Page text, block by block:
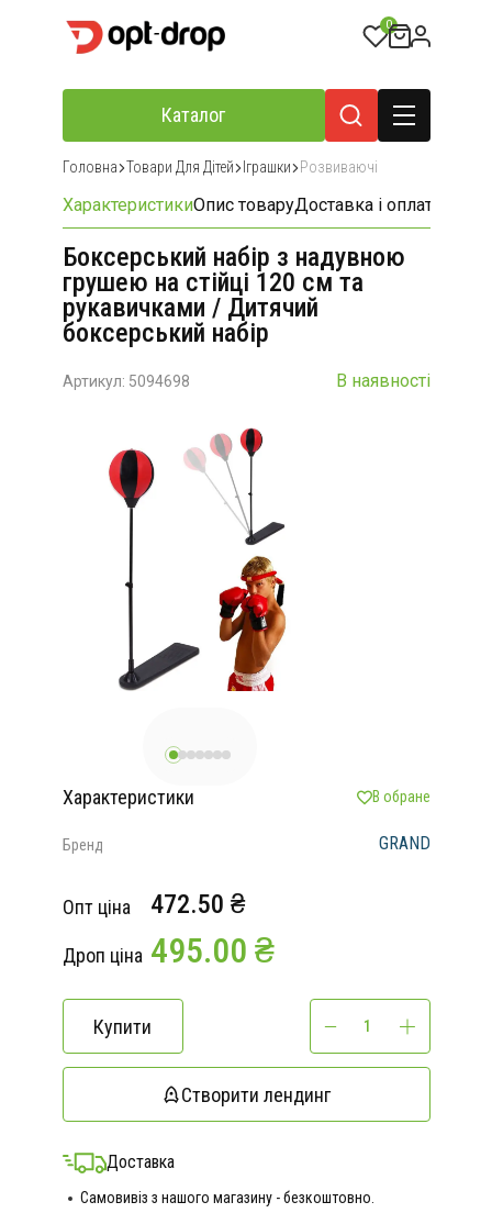
0
Каталог
Головна Товари Для Дітей Іграшки Розвиваючі
ХарактеристикиОпис товаруДоставка і оплата
Боксерський набір з надувною
грушею на стійці 120 см та
рукавичками / Дитячий
боксерський набір
Артикул: 5094698 В наявності
Характеристики В обране
Бренд GRAND
Опт ціна 472.50 ₴
Дроп ціна 495.00 ₴
Купити
Створити лендинг
Доставка
Самовивіз з нашого магазину - безкоштовно.